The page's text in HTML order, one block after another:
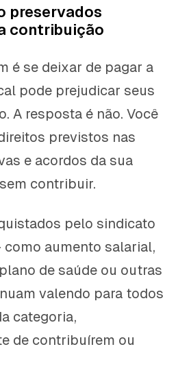
preservados
contribuição
é se deixar de pagar a
pode prejudicar seus
A resposta é não. Você
previstos nas
e acordos da sua
contribuir.
pelo sindicato
aumento salarial,
de saúde ou outras
valendo para todos
categoria,
de contribuírem ou